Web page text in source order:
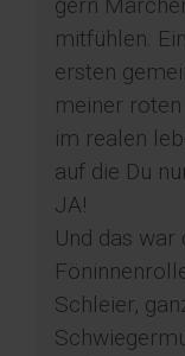
gern
mitfühlen.
ersten
meiner
im realen
auf die Du
JA!
Und das war
Schleier,